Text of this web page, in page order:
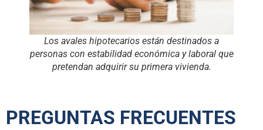
Los avales hipotecarios están destinados a
personas con estabilidad económica y laboral que
pretendan adquirir su primera vivienda.
PREGUNTAS FRECUENTES